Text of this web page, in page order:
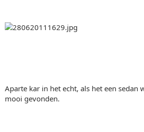
Aparte kar in het echt, als het een sedan
mooi gevonden.